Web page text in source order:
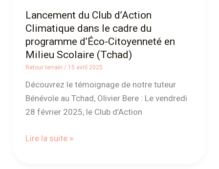
Lancement du Club d’Action
Climatique dans le cadre du
programme d’Éco-Citoyenneté en
Milieu Scolaire (Tchad)
Retour terrain / 15 avril 2025
Découvrez le témoignage de notre tuteur
Bénévole au Tchad, Olivier Bere : Le vendredi
28 février 2025, le Club d’Action
en
Scolaire
(Tchad)
Lire la suite »